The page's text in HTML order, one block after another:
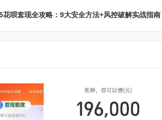
花呗套现全攻略：9大安全方法+风控破解实战指南